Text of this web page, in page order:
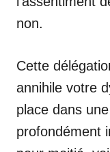
non.
Cette
annihile votre
place dans
profondément